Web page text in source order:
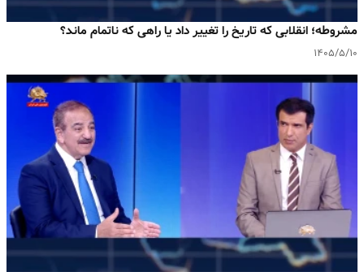
مشروطه؛ انقلابی که تاریخ را تغییر داد یا راهی که ناتمام ماند؟
۱۴۰۵/۵/۱۰